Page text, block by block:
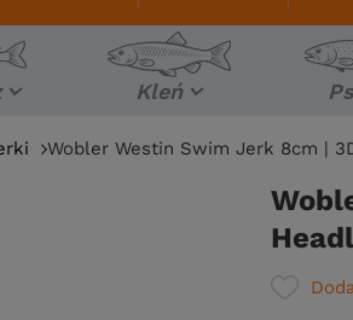
Kleń
Wobler Westin Swim Jerk 8cm |